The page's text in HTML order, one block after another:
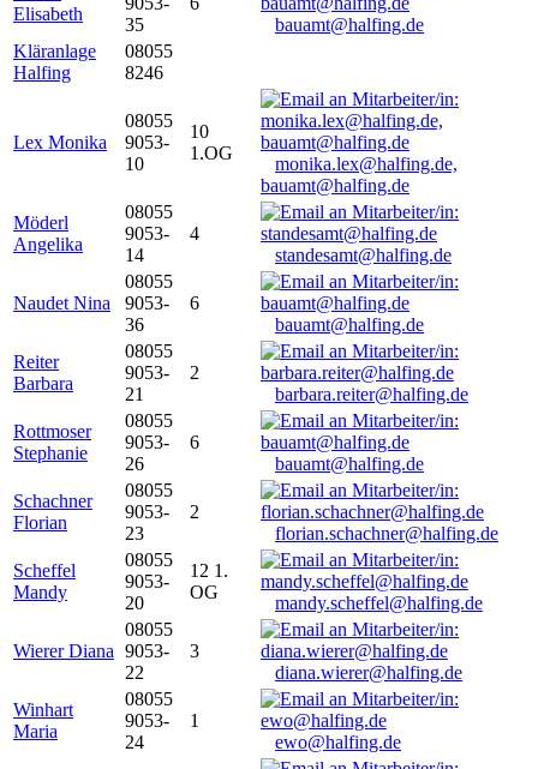
Elisabeth
35
bauamt@halfing.de
Kläranlage
Halfing
08055
8246
Lex Monika
08055
9053-
10
10
1.OG
monika.lex@halfing.de,
bauamt@halfing.de
Möderl
Angelika
08055
9053-
14
4
standesamt@halfing.de
Naudet Nina
08055
9053-
36
6
bauamt@halfing.de
Reiter
Barbara
08055
9053-
21
2
barbara.reiter@halfing.de
Rottmoser
Stephanie
08055
9053-
26
6
bauamt@halfing.de
Schachner
Florian
08055
9053-
23
2
florian.schachner@halfing.de
Scheffel
Mandy
08055
9053-
20
12 1.
OG
mandy.scheffel@halfing.de
Wierer Diana
08055
9053-
22
3
diana.wierer@halfing.de
Winhart
Maria
08055
9053-
24
1
ewo@halfing.de